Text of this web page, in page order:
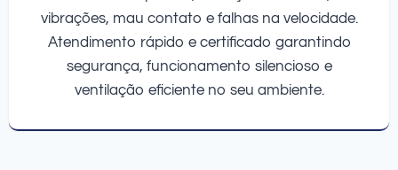
vibrações, mau contato e falhas na velocidade.
Atendimento rápido e certificado garantindo
segurança, funcionamento silencioso e
ventilação eficiente no seu ambiente.